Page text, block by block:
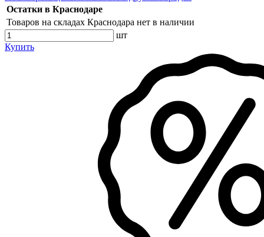
Остатки в Краснодаре
Товаров на складах Краснодара нет в наличии
шт
Купить